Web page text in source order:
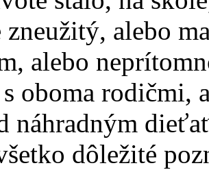
zneužitý, alebo
alebo
oboma rodičmi,
náhradným
dôležité